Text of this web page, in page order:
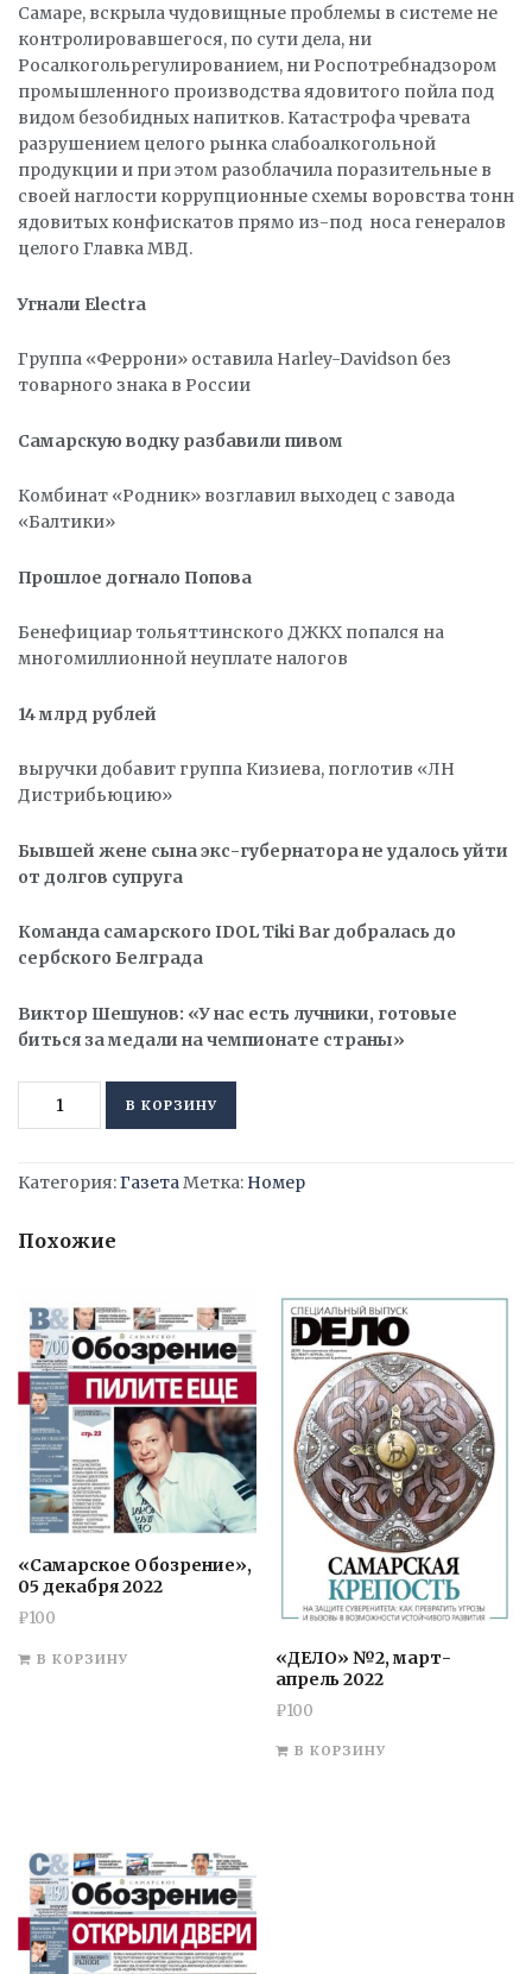
Самаре, вскрыла чудовищные проблемы в системе не
контролировавшегося, по сути дела, ни
Росалкогольрегулированием, ни Роспотребнадзором
промышленного производства ядовитого пойла под
видом безобидных напитков. Катастрофа чревата
разрушением целого рынка слабоалкогольной
продукции и при этом разоблачила поразительные в
своей наглости коррупционные схемы воровства тонн
ядовитых конфискатов прямо из-под носа генералов
целого Главка МВД.
Угнали Electra
Группа «Феррони» оставила Harley-Davidson без
товарного знака в России
Самарскую водку разбавили пивом
Комбинат «Родник» возглавил выходец с завода
«Балтики»
Прошлое догнало Попова
Бенефициар тольяттинского ДЖКХ попался на
многомиллионной неуплате налогов
14 млрд рублей
выручки добавит группа Кизиева, поглотив «ЛН
Дистрибьюцию»
Бывшей жене сына экс-губернатора не удалось уйти
от долгов супруга
Команда самарского IDOLTiki Barдобралась до
сербского Белграда
Виктор Шешунов: «У нас есть лучники, готовые
биться за медали на чемпионате страны»
Количество
Обозрение»,
2023
В КОРЗИНУ
Категория:ГазетаМетка: Номер
Похожие
«Самарское Обозрение»,
05 декабря 2022
₽100
В КОРЗИНУ
«ДЕЛО» №2, март-
апрель 2022
₽100
В КОРЗИНУ